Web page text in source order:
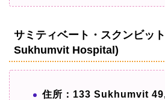
サミティベート・スクンビッ
Sukhumvit Hospital)
住所：133 Sukhumvit